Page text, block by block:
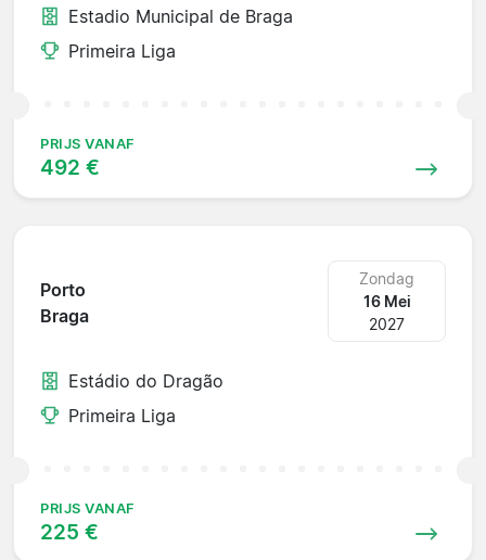
Estadio Municipal de Braga
Primeira Liga
PRIJS VANAF
492 €
Porto
Braga
Zondag
16 Mei
2027
Estádio do Dragão
Primeira Liga
PRIJS VANAF
225 €